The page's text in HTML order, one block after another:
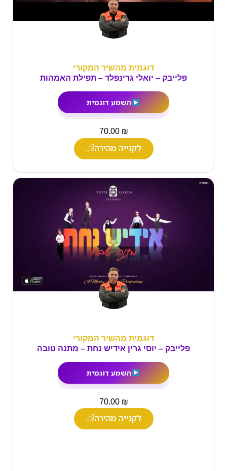
דוגמית מהשיר המקורי
פלייבק – יואלי גרינפלד – תפילת האמהות
השמע דוגמית
70.00 ₪
לקנייה מהירה
דוגמית מהשיר המקורי
פלייבק – יוסי גרין אידיש נחת – מתנה טובה
השמע דוגמית
70.00 ₪
לקנייה מהירה